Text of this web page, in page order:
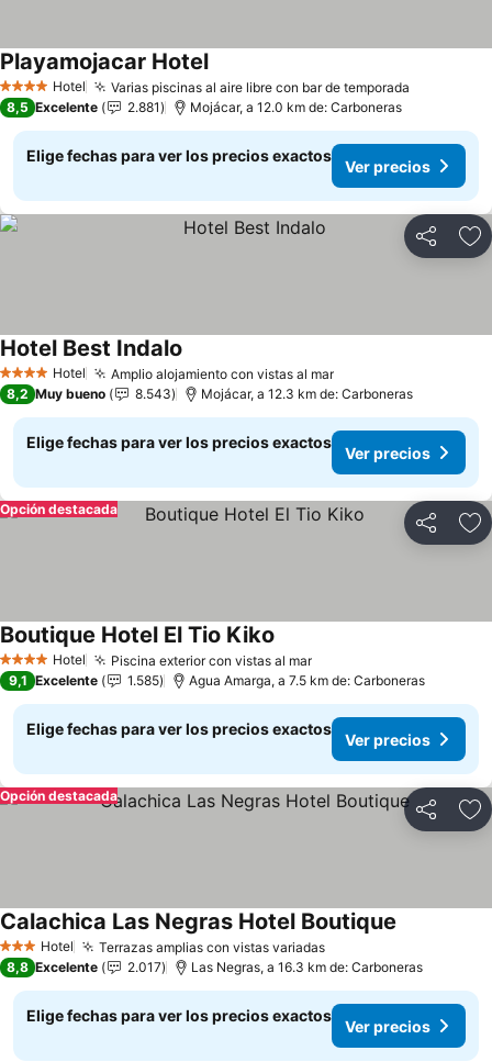
4 EstrellasHotel Varias piscinas al aire libre con bar de temporada
Playamojacar Hotel
8,5 Excelente 2.881 Mojácar, a 12.0 km de: Carboneras
Elige fechas para ver los precios exactos
Ver precios
Compartir
4 EstrellasHotel Amplio alojamiento con vistas al mar
Hotel Best Indalo
8,2 Muy bueno 8.543 Mojácar, a 12.3 km de: Carboneras
Elige fechas para ver los precios exactos
Ver precios
Compartir
Opción destacada
4 EstrellasHotel Piscina exterior con vistas al mar
Boutique Hotel El Tio Kiko
9,1 Excelente 1.585 Agua Amarga, a 7.5 km de: Carboneras
Elige fechas para ver los precios exactos
Ver precios
Compartir
Opción destacada
3 Estrellas
Hotel Terrazas amplias con vistas variadas
Calachica Las Negras Hotel Boutique
8,8 Excelente 2.017 Las Negras, a 16.3 km de: Carboneras
Elige fechas para ver los precios exactos
Ver precios